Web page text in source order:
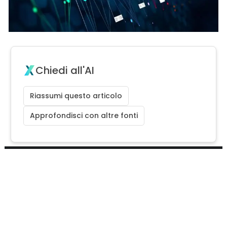
Chiedi all'AI
Riassumi questo articolo
Approfondisci con altre fonti